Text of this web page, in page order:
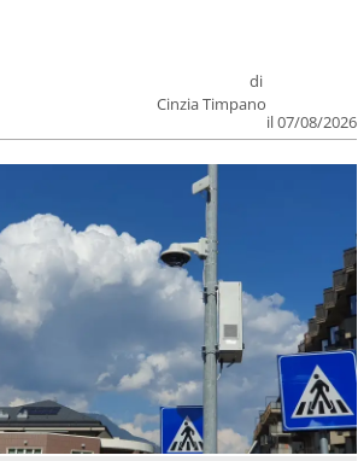
di
Cinzia Timpano
il 07/08/2026